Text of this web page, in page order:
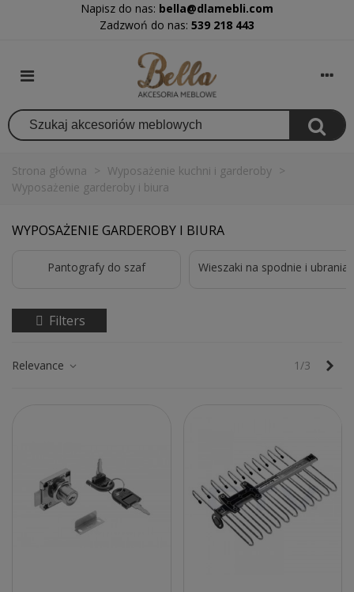
Napisz do nas: bella@dlamebli.com
Zadzwoń do nas: 539 218 443
Strona główna > Wyposażenie kuchni i garderoby >
Wyposażenie garderoby i biura
WYPOSAŻENIE GARDEROBY I BIURA
Pantografy do szaf Wieszaki na spodnie i ubrania
Filters
Relevance 1/3